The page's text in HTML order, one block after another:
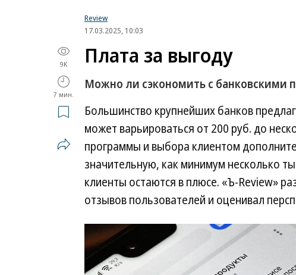
Review
17.03.2025, 10:03
9K
7 мин.
Плата за выгоду
Можно ли сэкономить с банковскими
Большинство крупнейших банков
может варьироваться от 200 руб. до
программы и выбора клиентом
значительную, как минимум несколько
клиенты остаются в плюсе. «Ъ-Review»
отзывов пользователей и оценивал